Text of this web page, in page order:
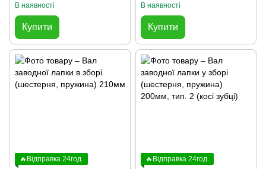
В наявності
Купити
В наявності
Купити
🔥Відправка 24год. 🔥Відправка 24год.